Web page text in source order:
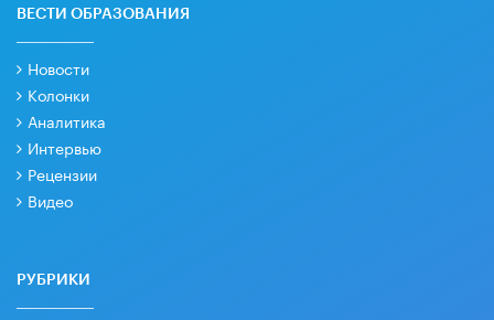
ВЕСТИ ОБРАЗОВАНИЯ
Новости
Колонки
Аналитика
Интервью
Рецензии
Видео
РУБРИКИ